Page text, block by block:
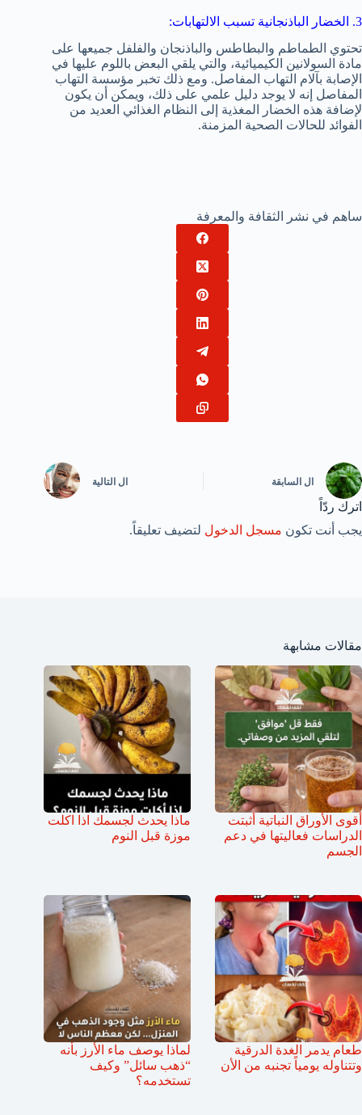
3. الخضار الباذنجانية تسبب الالتهابات:
تحتوي الطماطم والبطاطس والباذنجان والفلفل جميعها على
مادة السولانين الكيميائية، والتي يلقي البعض باللوم عليها في
الإصابة بآلام التهاب المفاصل. ومع ذلك تخبر مؤسسة التهاب
المفاصل إنه لا يوجد دليل علمي على ذلك، ويمكن أن يكون
لإضافة هذه الخضار المغذية إلى النظام الغذائي العديد من
الفوائد للحالات الصحية المزمنة.
ساهم في نشر الثقافة والمعرفة
ال السابقة ال التالية
اترك ردّاً
يجب أنت تكون مسجل الدخول لتضيف تعليقاً.
مقالات مشابهة
أقوى الأوراق النباتية أثبتت
الدراسات فعاليتها في دعم
الجسم
ماذا يحدث لجسمك اذا اكلت
موزة قبل النوم
طعام يدمر الغدة الدرقية
وتتناوله يومياً تجنبه من الأن
لماذا يوصف ماء الأرز بأنه
“ذهب سائل” وكيف
تستخدمه؟